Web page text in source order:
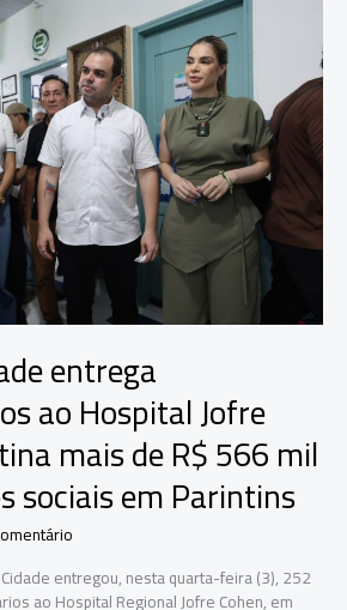
entrega
ao Hospital Jofre
mais de R$ 566 mil
sociais em Parintins
entregou, nesta quarta-feira (3), 252
ao Hospital Regional Jofre Cohen, em